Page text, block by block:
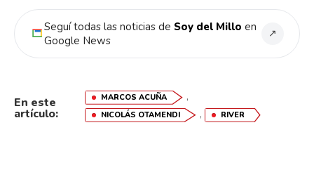
Seguí todas las noticias de Soy del Millo en
Google News
↗
En este
artículo:
MARCOS ACUÑA ,
NICOLÁS OTAMENDI , RIVER